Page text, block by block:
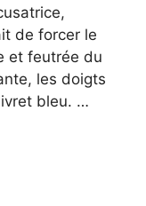
de forcer le
et feutrée du
les doigts
bleu. …